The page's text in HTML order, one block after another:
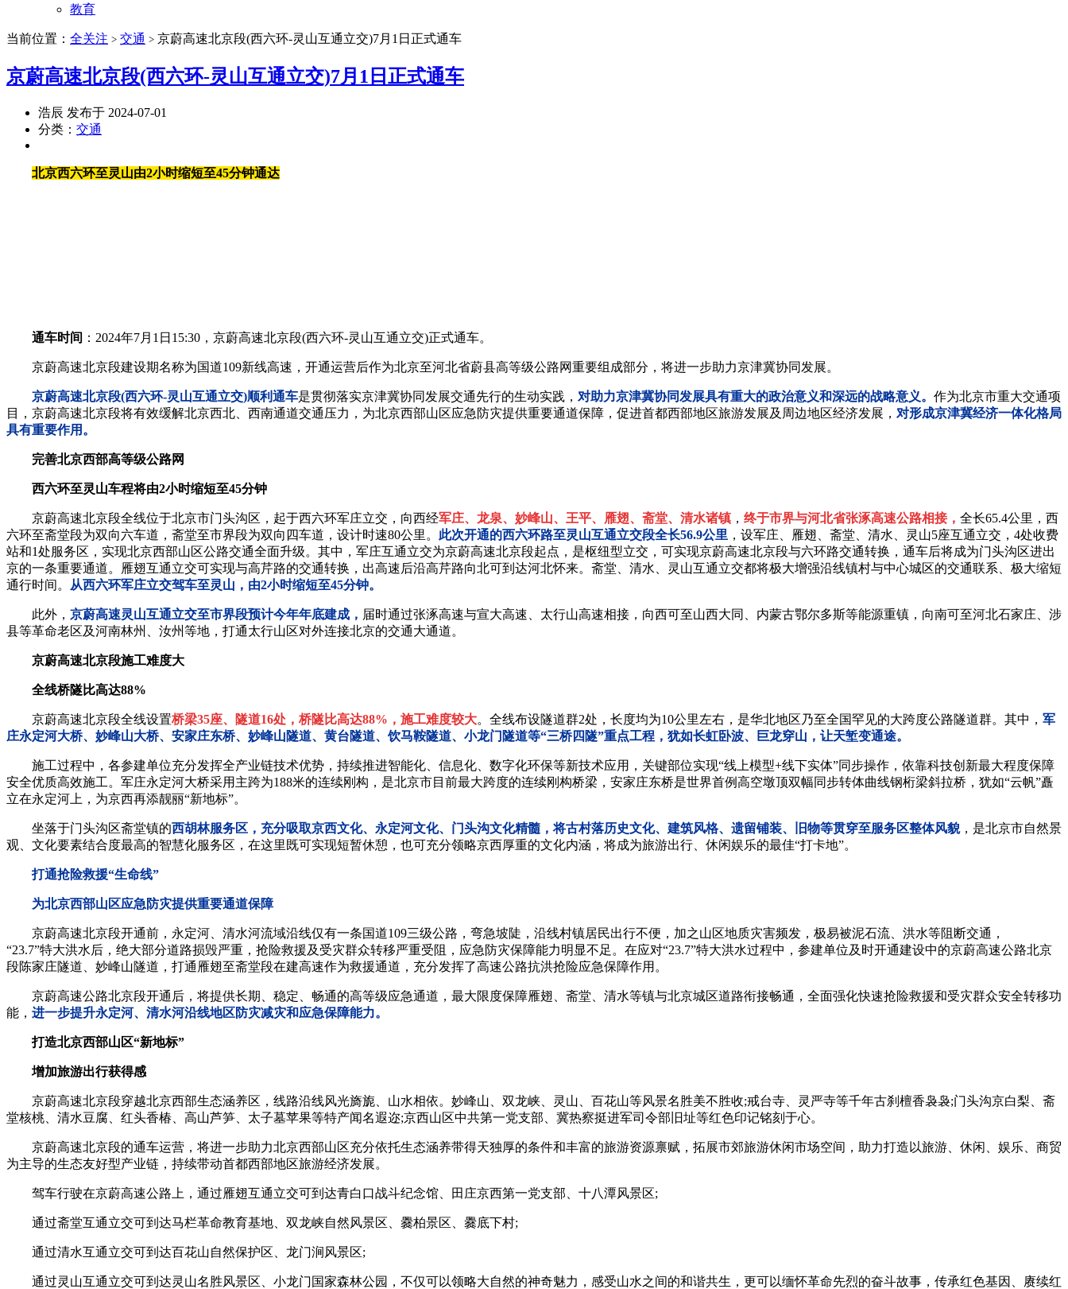
教育
当前位置： 全关注 > 交通 > 京蔚高速北京段(西六环-灵山互通立交)7月1日正式通车
京蔚高速北京段(西六环-灵山互通立交)7月1日正式通车
浩辰 发布于 2024-07-01
分类： 交通
北京西六环至灵山由2小时缩短至45分钟通达
通车时间 ：2024年7月1日15:30，京蔚高速北京段(西六环-灵山互通立交)正式通车。
京蔚高速北京段建设期名称为国道109新线高速，开通运营后作为北京至河北省蔚县高等级公路网重要组成部分，将进一步助力京津冀协同发展。
京蔚高速北京段(西六环-灵山互通立交)顺利通车是贯彻落实京津冀协同发展交通先行的生动实践， 对助力京津冀协同发展具有重大的政治意义和深远的战略意义。 作为北京市重大交通项
目，京蔚高速北京段将有效缓解北京西北、西南通道交通压力，为北京西部山区应急防灾提供重要通道保障，促进首都西部地区旅游发展及周边地区经济发展， 对形成京津冀经济一体化格局
具有重要作用。
完善北京西部高等级公路网
西六环至灵山车程将由2小时缩短至45分钟
京蔚高速北京段全线位于北京市门头沟区，起于西六环军庄立交，向西经军庄、龙泉、妙峰山、王平、雁翅、斋堂、清水诸镇 ， 终于市界与河北省张涿高速公路相接， 全长65.4公里，西
六环至斋堂段为双向六车道，斋堂至市界段为双向四车道，设计时速80公里。 此次开通的西六环路至灵山互通立交段全长56.9公里 ，设军庄、雁翅、斋堂、清水、灵山5座互通立交，4处收费
站和1处服务区，实现北京西部山区公路交通全面升级。其中，军庄互通立交为京蔚高速北京段起点，是枢纽型立交，可实现京蔚高速北京段与六环路交通转换，通车后将成为门头沟区进出
京的一条重要通道。雁翅互通立交可实现与高芹路的交通转换，出高速后沿高芹路向北可到达河北怀来。斋堂、清水、灵山互通立交都将极大增强沿线镇村与中心城区的交通联系、极大缩短
通行时间。
从西六环军庄立交驾车至灵山，由2小时缩短至45分钟。
此外， 京蔚高速灵山互通立交至市界段预计今年年底建成， 届时通过张涿高速与宣大高速、太行山高速相接，向西可至山西大同、内蒙古鄂尔多斯等能源重镇，向南可至河北石家庄、涉
县等革命老区及河南林州、汝州等地，打通太行山区对外连接北京的交通大通道。
京蔚高速北京段施工难度大
全线桥隧比高达88%
京蔚高速北京段全线设置桥梁35座、隧道16处，桥隧比高达88%，施工难度较大。全线布设隧道群2处，长度均为10公里左右，是华北地区乃至全国罕见的大跨度公路隧道群。其中， 军
庄永定河大桥、妙峰山大桥、安家庄东桥、妙峰山隧道、黄台隧道、饮马鞍隧道、小龙门隧道等“三桥四隧”重点工程，犹如长虹卧波、巨龙穿山，让天堑变通途。
施工过程中，各参建单位充分发挥全产业链技术优势，持续推进智能化、信息化、数字化环保等新技术应用，关键部位实现“线上模型+线下实体”同步操作，依靠科技创新最大程度保障
安全优质高效施工。军庄永定河大桥采用主跨为188米的连续刚构，是北京市目前最大跨度的连续刚构桥梁，安家庄东桥是世界首例高空墩顶双幅同步转体曲线钢桁梁斜拉桥，犹如“云帆”矗
立在永定河上，为京西再添靓丽“新地标”。
坐落于门头沟区斋堂镇的西胡林服务区，充分吸取京西文化、永定河文化、门头沟文化精髓，将古村落历史文化、建筑风格、遗留铺装、旧物等贯穿至服务区整体风貌，是北京市自然景
观、文化要素结合度最高的智慧化服务区，在这里既可实现短暂休憩，也可充分领略京西厚重的文化内涵，将成为旅游出行、休闲娱乐的最佳“打卡地”。
打通抢险救援“生命线”
为北京西部山区应急防灾提供重要通道保障
京蔚高速北京段开通前，永定河、清水河流域沿线仅有一条国道109三级公路，弯急坡陡，沿线村镇居民出行不便，加之山区地质灾害频发，极易被泥石流、洪水等阻断交通，
“23.7”特大洪水后，绝大部分道路损毁严重，抢险救援及受灾群众转移严重受阻，应急防灾保障能力明显不足。在应对“23.7”特大洪水过程中，参建单位及时开通建设中的京蔚高速公路北京
段陈家庄隧道、妙峰山隧道，打通雁翅至斋堂段在建高速作为救援通道，充分发挥了高速公路抗洪抢险应急保障作用。
京蔚高速公路北京段开通后，将提供长期、稳定、畅通的高等级应急通道，最大限度保障雁翅、斋堂、清水等镇与北京城区道路衔接畅通，全面强化快速抢险救援和受灾群众安全转移功
能， 进一步提升永定河、清水河沿线地区防灾减灾和应急保障能力。
打造北京西部山区“新地标”
增加旅游出行获得感
京蔚高速北京段穿越北京西部生态涵养区，线路沿线风光旖旎、山水相依。妙峰山、双龙峡、灵山、百花山等风景名胜美不胜收;戒台寺、灵严寺等千年古刹檀香袅袅;门头沟京白梨、斋
堂核桃、清水豆腐、红头香椿、高山芦笋、太子墓苹果等特产闻名遐迩;京西山区中共第一党支部、冀热察挺进军司令部旧址等红色印记铭刻于心。
京蔚高速北京段的通车运营，将进一步助力北京西部山区充分依托生态涵养带得天独厚的条件和丰富的旅游资源禀赋，拓展市郊旅游休闲市场空间，助力打造以旅游、休闲、娱乐、商贸
为主导的生态友好型产业链，持续带动首都西部地区旅游经济发展。
驾车行驶在京蔚高速公路上，通过雁翅互通立交可到达青白口战斗纪念馆、田庄京西第一党支部、十八潭风景区;
通过斋堂互通立交可到达马栏革命教育基地、双龙峡自然风景区、爨柏景区、爨底下村;
通过清水互通立交可到达百花山自然保护区、龙门涧风景区;
通过灵山互通立交可到达灵山名胜风景区、小龙门国家森林公园，不仅可以领略大自然的神奇魅力，感受山水之间的和谐共生，更可以缅怀革命先烈的奋斗故事，传承红色基因、赓续红